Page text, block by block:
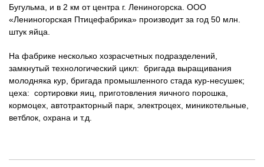
Бугульма, и в 2 км от центра г. Лениногорска. ООО
«Лениногорская Птицефабрика» производит за год 50 млн.
штук яйца.
На фабрике несколько хозрасчетных подразделений,
замкнутый технологический цикл: бригада выращивания
молодняка кур, бригада промышленного стада кур-несушек;
цеха: сортировки яиц, приготовления яичного порошка,
кормоцех, автотракторный парк, электроцех, миникотельные,
ветблок, охрана и т.д.